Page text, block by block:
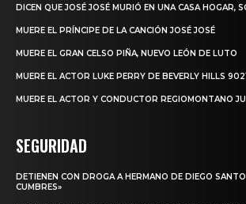
DICEN QUE JOSÉ JOSÉ MURIÓ EN UNA CASA HOGAR,
MUERE EL PRÍNCIPE DE LA CANCIÓN JOSÉ JOSÉ
MUERE EL GRAN CELSO PIÑA, NUEVO LEÓN DE LUTO
MUERE EL ACTOR LUKE PERRY DE BEVERLY HILLS
MUERE EL ACTOR Y CONDUCTOR REGIOMONTANO
SEGURIDAD
DETIENEN CON DROGA A HERMANO DE DIEGO
CUMBRES»